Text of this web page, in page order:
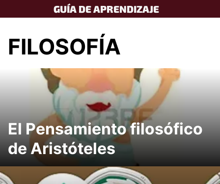
to
GUÍA DE APRENDIZAJE
FILOSOFÍA
El Pensamiento filosófico
de Aristóteles